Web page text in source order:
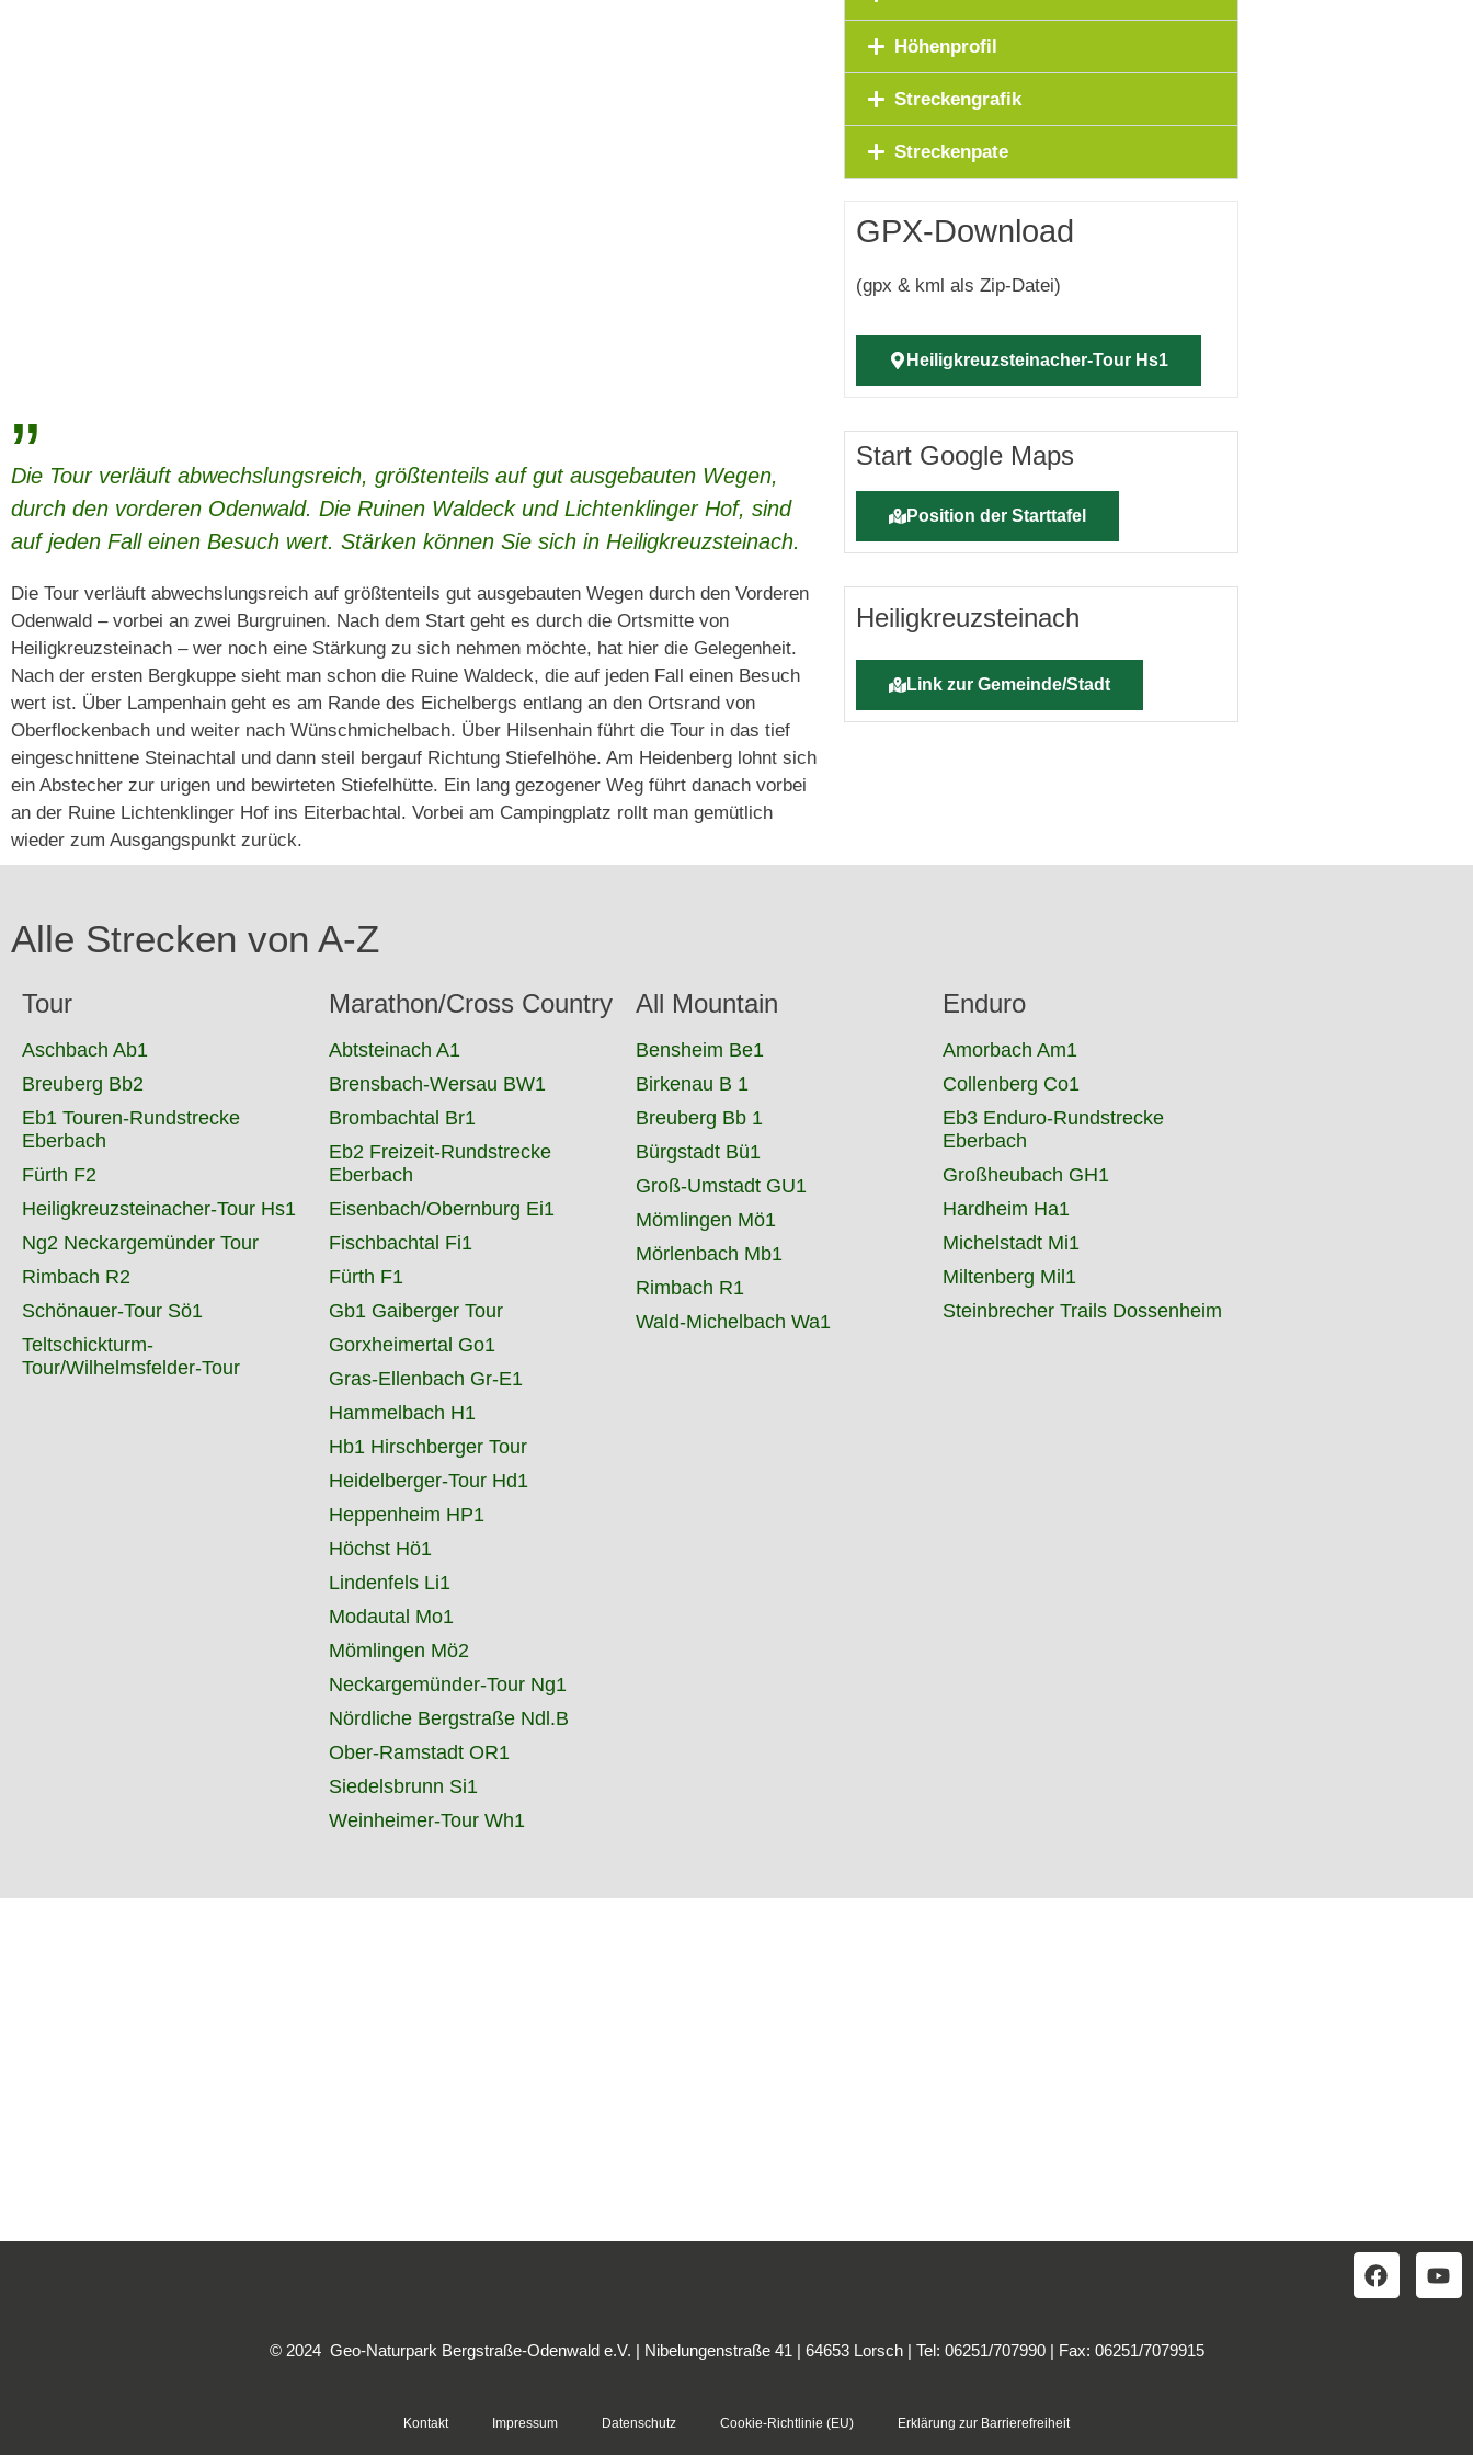
„
Die Tour verläuft abwechslungsreich, größtenteils auf gut ausgebauten Wegen,
durch den vorderen Odenwald. Die Ruinen Waldeck und Lichtenklinger Hof, sind
auf jeden Fall einen Besuch wert. Stärken können Sie sich in Heiligkreuzsteinach.
Die Tour verläuft abwechslungsreich auf größtenteils gut ausgebauten Wegen durch den Vorderen
Odenwald – vorbei an zwei Burgruinen. Nach dem Start geht es durch die Ortsmitte von
Heiligkreuzsteinach – wer noch eine Stärkung zu sich nehmen möchte, hat hier die Gelegenheit.
Nach der ersten Bergkuppe sieht man schon die Ruine Waldeck, die auf jeden Fall einen Besuch
wert ist. Über Lampenhain geht es am Rande des Eichelbergs entlang an den Ortsrand von
Oberflockenbach und weiter nach Wünschmichelbach. Über Hilsenhain führt die Tour in das tief
eingeschnittene Steinachtal und dann steil bergauf Richtung Stiefelhöhe. Am Heidenberg lohnt sich
ein Abstecher zur urigen und bewirteten Stiefelhütte. Ein lang gezogener Weg führt danach vorbei
an der Ruine Lichtenklinger Hof ins Eiterbachtal. Vorbei am Campingplatz rollt man gemütlich
wieder zum Ausgangspunkt zurück.
Höhenprofil
Streckengrafik
Streckenpate
GPX-Download
(gpx & kml als Zip-Datei)
Heiligkreuzsteinacher-Tour Hs1
Start Google Maps
Position der Starttafel
Heiligkreuzsteinach
Link zur Gemeinde/Stadt
Alle Strecken von A-Z
Tour
Aschbach Ab1
Breuberg Bb2
Eb1 Touren-Rundstrecke
Eberbach
Fürth F2
Heiligkreuzsteinacher-Tour Hs1
Ng2 Neckargemünder Tour
Rimbach R2
Schönauer-Tour Sö1
Teltschickturm-
Tour/Wilhelmsfelder-Tour
Marathon/Cross Country
Abtsteinach A1
Brensbach-Wersau BW1
Brombachtal Br1
Eb2 Freizeit-Rundstrecke
Eberbach
Eisenbach/Obernburg Ei1
Fischbachtal Fi1
Fürth F1
Gb1 Gaiberger Tour
Gorxheimertal Go1
Gras-Ellenbach Gr-E1
Hammelbach H1
Hb1 Hirschberger Tour
Heidelberger-Tour Hd1
Heppenheim HP1
Höchst Hö1
Lindenfels Li1
Modautal Mo1
Mömlingen Mö2
Neckargemünder-Tour Ng1
Nördliche Bergstraße Ndl.B
Ober-Ramstadt OR1
Siedelsbrunn Si1
Weinheimer-Tour Wh1
All Mountain
Bensheim Be1
Birkenau B 1
Breuberg Bb 1
Bürgstadt Bü1
Groß-Umstadt GU1
Mömlingen Mö1
Mörlenbach Mb1
Rimbach R1
Wald-Michelbach Wa1
Enduro
Amorbach Am1
Collenberg Co1
Eb3 Enduro-Rundstrecke
Eberbach
Großheubach GH1
Hardheim Ha1
Michelstadt Mi1
Miltenberg Mil1
Steinbrecher Trails Dossenheim
© 2024 Geo-Naturpark Bergstraße-Odenwald e.V. | Nibelungenstraße 41 | 64653 Lorsch | Tel: 06251/707990 | Fax: 06251/7079915
Kontakt Impressum Datenschutz Cookie-Richtlinie (EU) Erklärung zur Barrierefreiheit